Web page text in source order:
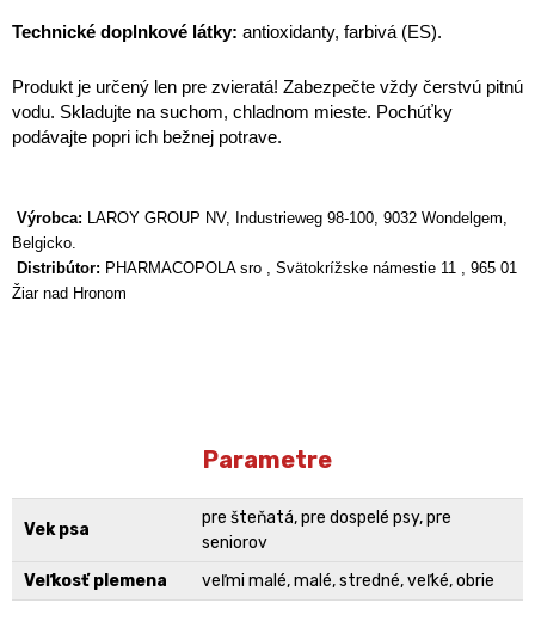
Technické doplnkové látky: antioxidanty, farbivá (ES).
Produkt je určený len pre zvieratá! Zabezpečte vždy čerstvú pitnú
vodu. Skladujte na suchom, chladnom mieste. Pochúťky
podávajte popri ich bežnej potrave.
Výrobca: LAROY GROUP NV, Industrieweg 98-100, 9032 Wondelgem,
Belgicko.
Distribútor: PHARMACOPOLA sro , Svätokrížske námestie 11 , 965 01
Žiar nad Hronom
Parametre
Vek psa
pre šteňatá, pre dospelé psy, pre
seniorov
Veľkosť plemena
veľmi malé, malé, stredné, veľké, obrie